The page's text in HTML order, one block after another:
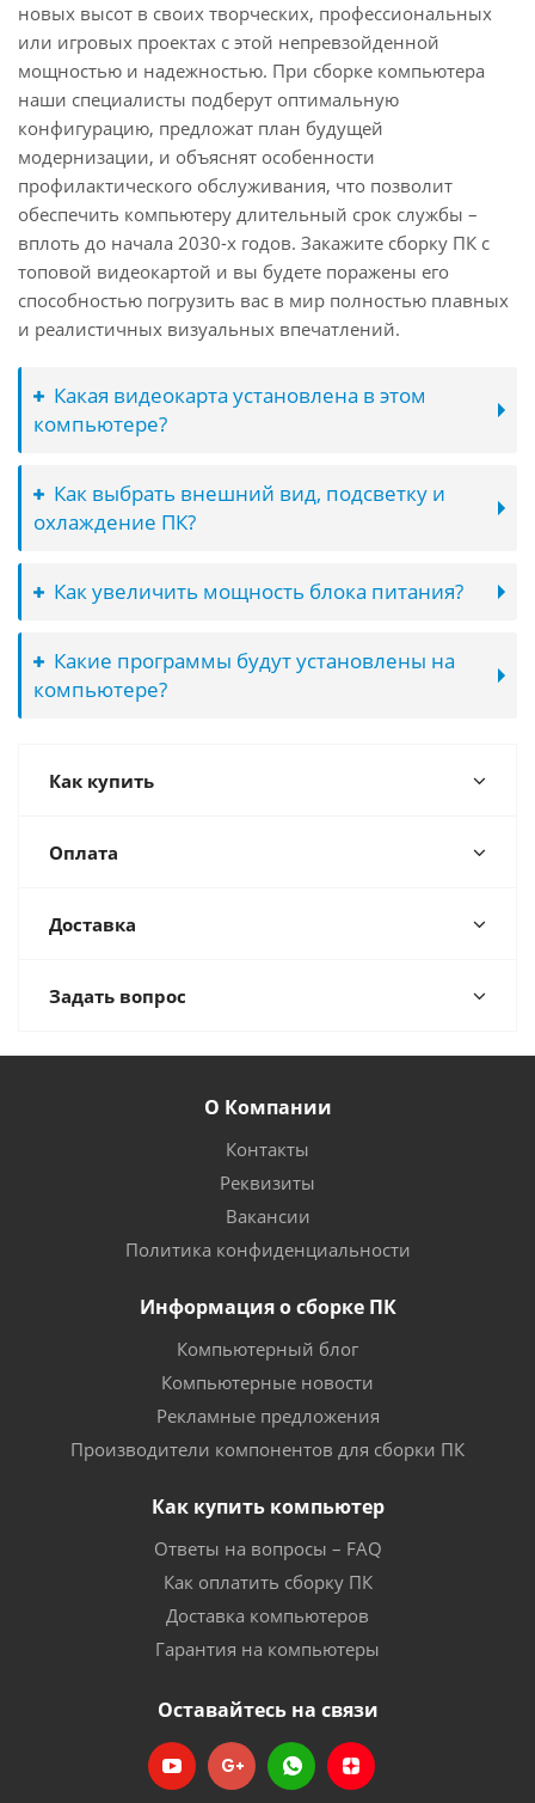
новых высот в своих творческих, профессиональных
или игровых проектах с этой непревзойденной
мощностью и надежностью. При сборке компьютера
наши специалисты подберут оптимальную
конфигурацию, предложат план будущей
модернизации, и объяснят особенности
профилактического обслуживания, что позволит
обеспечить компьютеру длительный срок службы –
вплоть до начала 2030-х годов. Закажите сборку ПК с
топовой видеокартой и вы будете поражены его
способностью погрузить вас в мир полностью плавных
и реалистичных визуальных впечатлений.
Какая видеокарта установлена в этом
компьютере?
Как выбрать внешний вид, подсветку и
охлаждение ПК?
Как увеличить мощность блока питания?
Какие программы будут установлены на
компьютере?
Как купить
Оплата
Доставка
Задать вопрос
О Компании
Контакты
Реквизиты
Вакансии
Политика конфиденциальности
Информация о сборке ПК
Компьютерный блог
Компьютерные новости
Рекламные предложения
Производители компонентов для сборки ПК
Как купить компьютер
Ответы на вопросы – FAQ
Как оплатить сборку ПК
Доставка компьютеров
Гарантия на компьютеры
Оставайтесь на связи